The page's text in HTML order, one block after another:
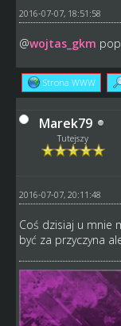
2016-07-07, 18:51:58
@wojtas_gkm
Strona WWW
Marek79
Tutejszy
2016-07-07, 20:11:48
Coś dzisiaj u mnie
być za przyczyna